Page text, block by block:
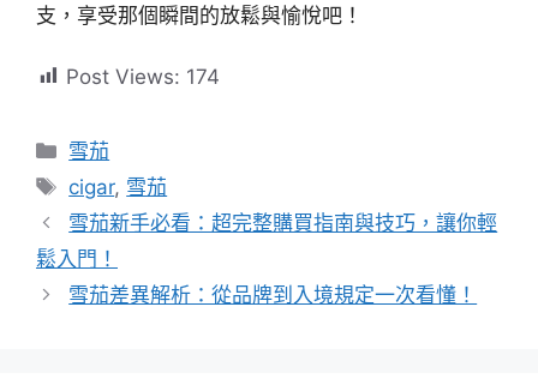
支，享受那個瞬間的放鬆與愉悅吧！
Post Views: 174
分
類
雪茄
標
籤
cigar, 雪茄
雪茄新手必看：超完整購買指南與技巧，讓你輕
鬆入門！
雪茄差異解析：從品牌到入境規定一次看懂！